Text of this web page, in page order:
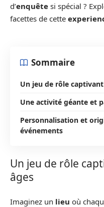
d’enquête si spécial ?
facettes de cette
Sommaire
Un jeu de rôle
Une activité géante et
Personnalisation et
événements
Un jeu de rôle
âges
Imaginez un lieu où